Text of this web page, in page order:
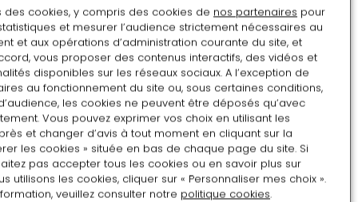
garuda(un oiseau mythique géant qui était la
monture de la divinité hindouiste Vishnou) et du lion,
cette voiture servait très probablement aux
cérémonies publiques.
En effet, l'identification du souverain avec des
divinités hindouistes, des figures bouddhistes ou
encore des forces de la nature lui conférait une
dimension sacrée qui permettait de légitimer son
pouvoir. Cette voiture constitue ainsi un
remarquable témoignage de l'art de cour javanais à
des cookies, y compris des cookies de nos partenaires pour
et mesurer l’audience strictement nécessaires au
et aux opérations d’administration courante du site, et
vous proposer des contenus interactifs, des vidéos et
disponibles sur les réseaux sociaux. A l’exception de
au fonctionnement du site ou, sous certaines conditions,
les cookies ne peuvent être déposés qu’avec
Vous pouvez exprimer vos choix en utilisant les
et changer d’avis à tout moment en cliquant sur la
les cookies » située en bas de chaque page du site. Si
pas accepter tous les cookies ou en savoir plus sur
utilisons les cookies, cliquer sur « Personnaliser mes choix ».
veuillez consulter notre politique cookies.